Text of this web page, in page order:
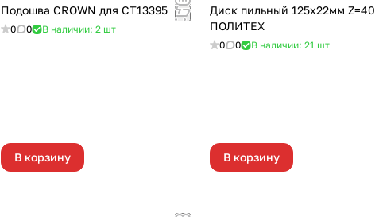
Подошва CROWN для СТ13395
0 0 В наличии: 2 шт
В корзину
Диск пильный 125х22мм Z=40
ПОЛИТЕХ
0 0 В наличии: 21 шт
В корзину